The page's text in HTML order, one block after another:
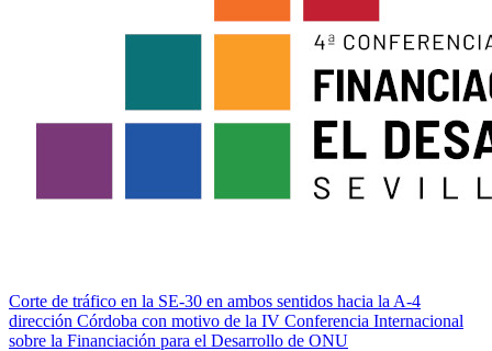
Corte de tráfico en la SE-30 en ambos sentidos hacia la A-4
dirección Córdoba con motivo de la IV Conferencia Internacional
sobre la Financiación para el Desarrollo de ONU